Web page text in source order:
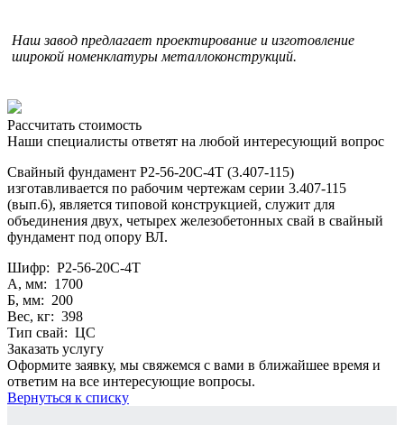
Наш завод предлагает проектирование и изготовление
широкой номенклатуры металлоконструкций.
Рассчитать стоимость
Наши специалисты ответят на любой интересующий вопрос
Свайный фундамент Р2-56-20С-4Т (3.407-115)
изготавливается по рабочим чертежам серии 3.407-115
(вып.6), является типовой конструкцией, служит для
объединения двух, четырех железобетонных свай в свайный
фундамент под опору ВЛ.
Шифр: Р2-56-20С-4Т
А, мм: 1700
Б, мм: 200
Вес, кг: 398
Тип свай: ЦС
Заказать услугу
Оформите заявку, мы свяжемся с вами в ближайшее время и
ответим на все интересующие вопросы.
Вернуться к списку